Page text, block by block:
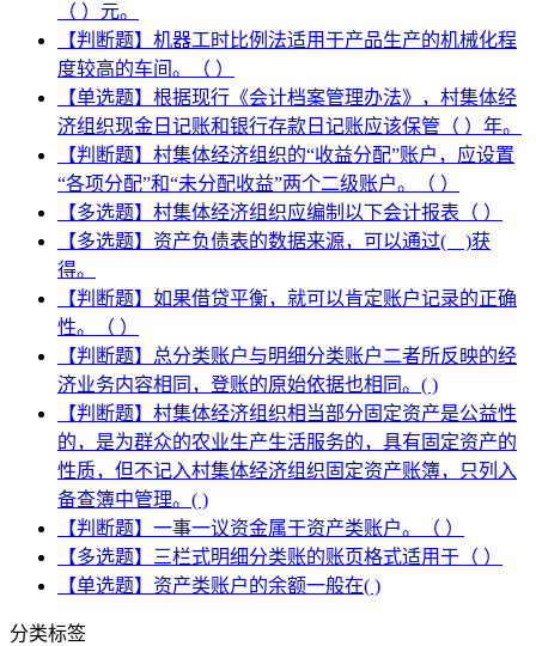
（ ）元。
【判断题】机器工时比例法适用于产品生产的机械化程
度较高的车间。（ ）
【单选题】根据现行《会计档案管理办法》，村集体经
济组织现金日记账和银行存款日记账应该保管（ ）年。
【判断题】村集体经济组织的“收益分配”账户，应设置
“各项分配”和“未分配收益”两个二级账户。（ ）
【多选题】村集体经济组织应编制以下会计报表（ ）
【多选题】资产负债表的数据来源，可以通过( )获
得。
【判断题】如果借贷平衡，就可以肯定账户记录的正确
性。（ ）
【判断题】总分类账户与明细分类账户二者所反映的经
济业务内容相同，登账的原始依据也相同。( )
【判断题】村集体经济组织相当部分固定资产是公益性
的，是为群众的农业生产生活服务的，具有固定资产的
性质，但不记入村集体经济组织固定资产账簿，只列入
备查簿中管理。( )
【判断题】一事一议资金属于资产类账户。（ ）
【多选题】三栏式明细分类账的账页格式适用于（ ）
【单选题】资产类账户的余额一般在( )
分类标签